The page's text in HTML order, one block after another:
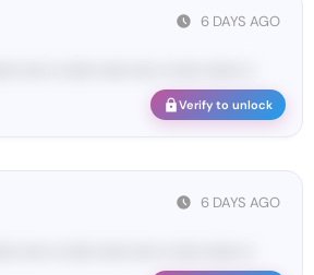
6 DAYS AGO
Verify to unlock
6 DAYS AGO